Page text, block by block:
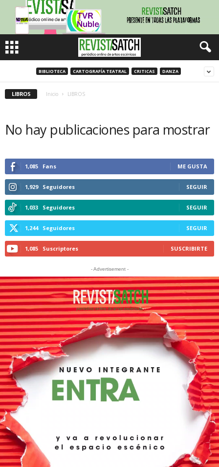
BIBLIOTECA CARTOGRAFÍA TEATRAL CRITICAS DANZA
LIBROS Inicio LIBROS
No hay publicaciones para mostrar
1,085 Fans ME GUSTA
1,929 Seguidores SEGUIR
1,033 Seguidores SEGUIR
1,244 Seguidores SEGUIR
1,085 Suscriptores SUSCRIBIRTE
- Advertisement -